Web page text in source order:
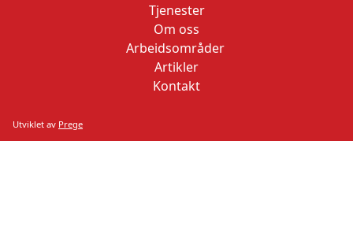
Tjenester
Om oss
Arbeidsområder
Artikler
Kontakt
Utviklet av Prege